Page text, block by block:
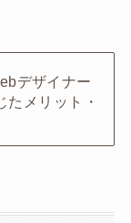
デザイナー
たメリット・